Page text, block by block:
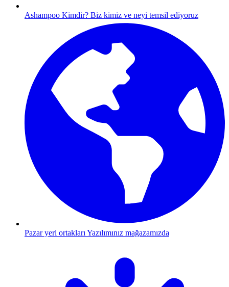
Ashampoo Kimdir? Biz kimiz ve neyi temsil ediyoruz
Pazar yeri ortakları Yazılımınız mağazamızda